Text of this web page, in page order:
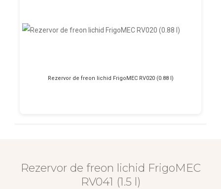
Rezervor de freon lichid FrigoMEC RV020 (0.88 l)
Rezervor de freon lichid FrigoMEC
RV041 (1.5 l)